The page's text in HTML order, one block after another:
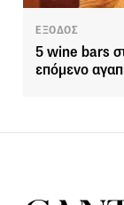
ΕΞΟΔΟΣ
5 wine bars
επόμενο